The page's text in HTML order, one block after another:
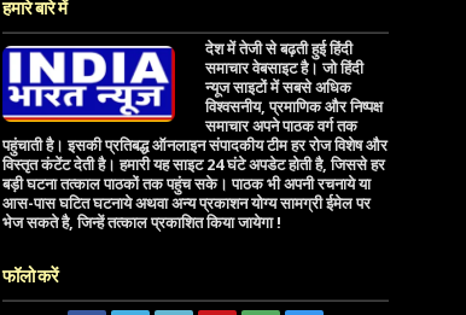
हमारे बारे में
देश में तेजी से बढ़ती हुई हिंदी
समाचार वेबसाइट है। जो हिंदी
न्यूज साइटों में सबसे अधिक
विश्वसनीय, प्रमाणिक और निष्पक्ष
समाचार अपने पाठक वर्ग तक
पहुंचाती है। इसकी प्रतिबद्ध ऑनलाइन संपादकीय टीम हर रोज विशेष और
विस्तृत कंटेंट देती है। हमारी यह साइट 24 घंटे अपडेट होती है, जिससे हर
बड़ी घटना तत्काल पाठकों तक पहुंच सके। पाठक भी अपनी रचनाये या
आस-पास घटित घटनाये अथवा अन्य प्रकाशन योग्य सामग्री ईमेल पर
भेज सकते है, जिन्हें तत्काल प्रकाशित किया जायेगा !
फॉलो करें